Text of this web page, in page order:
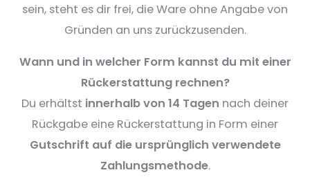
sein, steht es dir frei, die Ware ohne Angabe von
Gründen an uns zurückzusenden.
Wann und in welcher Form kannst du mit einer
Rückerstattung rechnen?
Du erhältst innerhalb von 14 Tagen nach deiner
Rückgabe eine Rückerstattung in Form einer
Gutschrift auf die ursprünglich verwendete
Zahlungsmethode.